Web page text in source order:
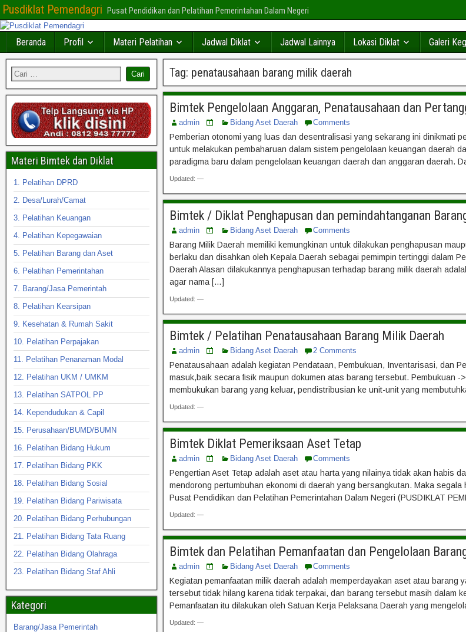
Pusdiklat Pemendagri Pusat Pendidikan dan Pelatihan Pemerintahan Dalam Negeri
Beranda Profil Materi Pelatihan Jadwal Diklat Jadwal Lainnya Lokasi Diklat Galeri
Tag: penatausahaan barang milik daerah
Bimtek Pengelolaan Anggaran, Penatausahaan dan
admin Bidang Aset Daerah Comments
Pemberian otonomi yang luas dan desentralisasi yang sekarang ini dinikmati
untuk melakukan pembaharuan dalam sistem pengelolaan keuangan daerah
paradigma baru dalam pengelolaan keuangan daerah dan anggaran daerah.
Updated: —
Bimtek / Diklat Penghapusan dan pemindahtanganan
admin Bidang Aset Daerah Comments
Barang Milik Daerah memiliki kemungkinan untuk dilakukan penghapusan
berlaku dan disahkan oleh Kepala Daerah sebagai pemimpin tertinggi dalam
Daerah Alasan dilakukannya penghapusan terhadap barang milik daerah
agar nama […]
Updated: —
Bimtek / Pelatihan Penatausahaan Barang Milik Daerah
admin Bidang Aset Daerah 2 Comments
Penatausahaan adalah kegiatan Pendataan, Pembukuan, Inventarisasi, dan
masuk,baik secara fisik maupun dokumen atas barang tersebut. Pembukuan
membukukan barang yang keluar, pendistribusian ke unit-unit yang
Updated: —
Bimtek Diklat Pemeriksaan Aset Tetap
admin Bidang Aset Daerah Comments
Pengertian Aset Tetap adalah aset atau harta yang nilainya tidak akan habis
mendorong pertumbuhan ekonomi di daerah yang bersangkutan. Maka
Pusat Pendidikan dan Pelatihan Pemerintahan Dalam Negeri (PUSDIKLAT
Updated: —
Bimtek dan Pelatihan Pemanfaatan dan Pengelolaan
admin Bidang Aset Daerah Comments
Kegiatan pemanfaatan milik daerah adalah memperdayakan aset atau
tersebut tidak hilang karena tidak terpakai, dan barang tersebut masih dalam
Pemanfaatan itu dilakukan oleh Satuan Kerja Pelaksana Daerah yang
Updated: —
Materi Bimtek dan Diklat
1. Pelatihan DPRD
2. Desa/Lurah/Camat
3. Pelatihan Keuangan
4. Pelatihan Kepegawaian
5. Pelatihan Barang dan Aset
6. Pelatihan Pemerintahan
7. Barang/Jasa Pemerintah
8. Pelatihan Kearsipan
9. Kesehatan & Rumah Sakit
10. Pelatihan Perpajakan
11. Pelatihan Penanaman Modal
12. Pelatihan UKM / UMKM
13. Pelatihan SATPOL PP
14. Kependudukan & Capil
15. Perusahaan/BUMD/BUMN
16. Pelatihan Bidang Hukum
17. Pelatihan Bidang PKK
18. Pelatihan Bidang Sosial
19. Pelatihan Bidang Pariwisata
20. Pelatihan Bidang Perhubungan
21. Pelatihan Bidang Tata Ruang
22. Pelatihan Bidang Olahraga
23. Pelatihan Bidang Staf Ahli
Kategori
Barang/Jasa Pemerintah